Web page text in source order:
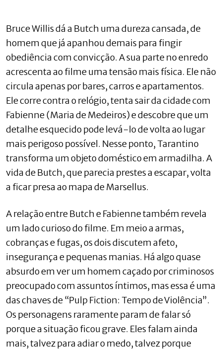
Bruce Willis dá a Butch uma dureza cansada, de
homem que já apanhou demais para fingir
obediência com convicção. A sua parte no enredo
acrescenta ao filme uma tensão mais física. Ele não
circula apenas por bares, carros e apartamentos.
Ele corre contra o relógio, tenta sair da cidade com
Fabienne (Maria de Medeiros) e descobre que um
detalhe esquecido pode levá-lo de volta ao lugar
mais perigoso possível. Nesse ponto, Tarantino
transforma um objeto doméstico em armadilha. A
vida de Butch, que parecia prestes a escapar, volta
a ficar presa ao mapa de Marsellus.
A relação entre Butch e Fabienne também revela
um lado curioso do filme. Em meio a armas,
cobranças e fugas, os dois discutem afeto,
insegurança e pequenas manias. Há algo quase
absurdo em ver um homem caçado por criminosos
preocupado com assuntos íntimos, mas essa é uma
das chaves de “Pulp Fiction: Tempo de Violência”.
Os personagens raramente param de falar só
porque a situação ficou grave. Eles falam ainda
mais, talvez para adiar o medo, talvez porque